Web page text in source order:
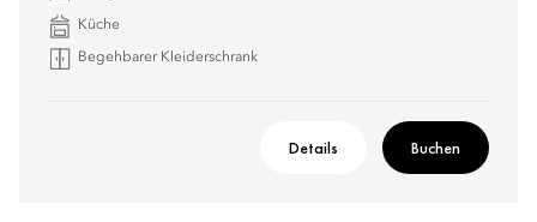
Küche
Begehbarer Kleiderschrank
Details Buchen